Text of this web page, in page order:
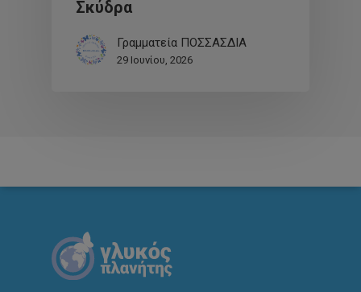
Σκύδρα
Γραμματεία ΠΟΣΣΑΣΔΙΑ
29 Ιουνίου, 2026